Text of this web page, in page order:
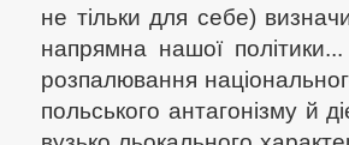
не тільки для себе)
напрямна нашої
розпалювання
польського антагонізму й